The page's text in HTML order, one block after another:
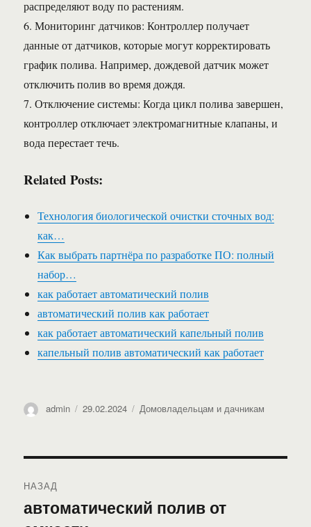
распределяют воду по растениям.
6. Мониторинг датчиков: Контроллер получает
данные от датчиков, которые могут корректировать
график полива. Например, дождевой датчик может
отключить полив во время дождя.
7. Отключение системы: Когда цикл полива завершен,
контроллер отключает электромагнитные клапаны, и
вода перестает течь.
Related Posts:
Технология биологической очистки сточных вод:
как…
Как выбрать партнёра по разработке ПО: полный
набор…
как работает автоматический полив
автоматический полив как работает
как работает автоматический капельный полив
капельный полив автоматический как работает
Автор
admin Опубликовано
29.02.2024 Рубрики
Домовладельцам и дачникам
по
НАЗАД
Предыдущая
автоматический полив от